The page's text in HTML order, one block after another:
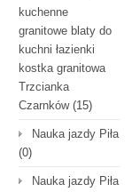
kuchenne
granitowe blaty do
kuchni łazienki
kostka granitowa
Trzcianka
Czarnków(15)
Nauka jazdy Piła
(0)
Nauka jazdy Piła